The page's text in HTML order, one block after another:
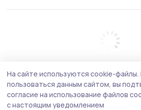
На сайте используются cookie-файлы.
пользоваться данным сайтом, вы
согласие на использование файлов
с настоящим уведомлением